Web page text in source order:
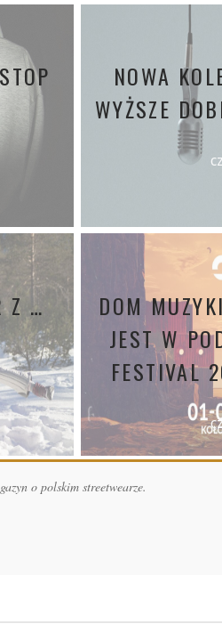
NOWA
WYŻSZE
Z …
DOM
JEST W
FESTIVAL
o polskim streetwearze.